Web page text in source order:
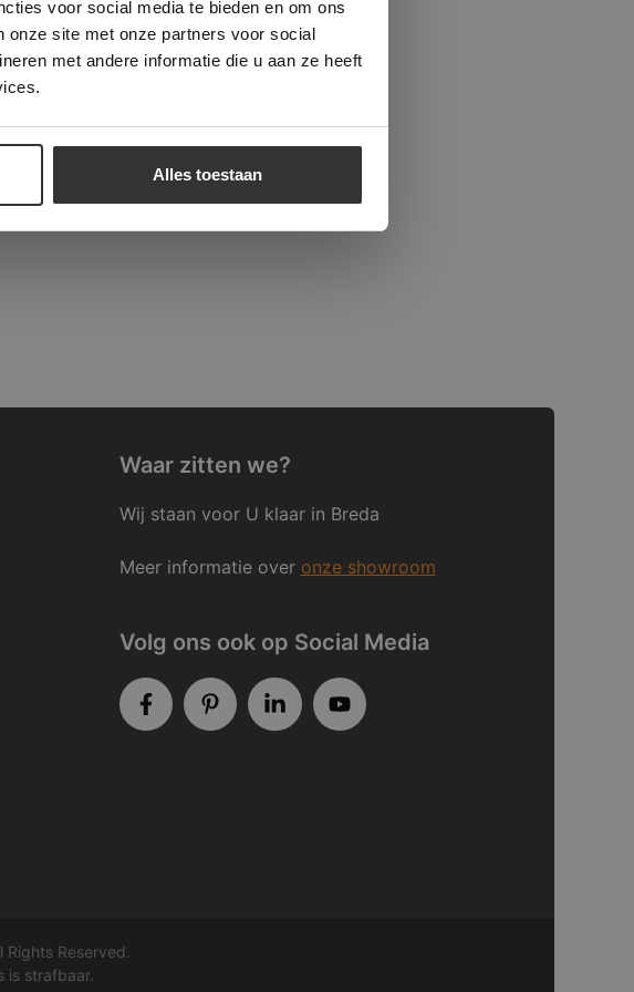
voor social media te bieden en om ons
onze site met onze partners voor social
met andere informatie die u aan ze heeft
Alles toestaan
Waar zitten we?
Wij staan voor U klaar in Breda
Meer informatie over onze showroom
Volg ons ook op Social Media
Rights Reserved.
is strafbaar.